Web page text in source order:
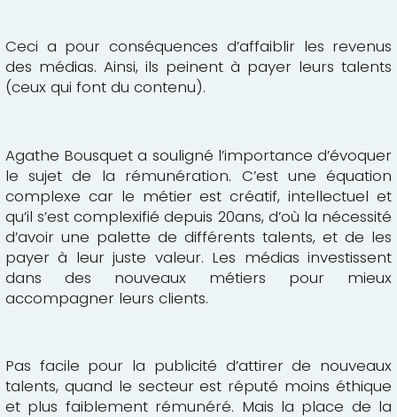
Ceci a pour conséquences d’affaiblir les revenus
des médias. Ainsi, ils peinent à payer leurs talents
(ceux qui font du contenu).
Agathe Bousquet a souligné l’importance d’évoquer
le sujet de la rémunération. C’est une équation
complexe car le métier est créatif, intellectuel et
qu’il s’est complexifié depuis 20ans, d’où la nécessité
d’avoir une palette de différents talents, et de les
payer à leur juste valeur. Les médias investissent
dans des nouveaux métiers pour mieux
accompagner leurs clients.
Pas facile pour la publicité d’attirer de nouveaux
talents, quand le secteur est réputé moins éthique
et plus faiblement rémunéré. Mais la place de la